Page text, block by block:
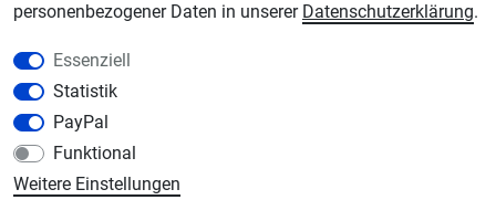
Plotter-City.com
Schneideplotter, Transferpressen, Siebdruck und Plotterfolien
Modellbau-City.com
Military + Tabletop Plastikmodelle und Modellbau Farben - Bringen Sie Farbe ins
Spiel.
Im-Shop-kaufen.de
personenbezogener Daten in unserer Daten­schutz­erklärung.
Essenziell
Statistik
PayPal
Funktional
Weitere Einstellungen